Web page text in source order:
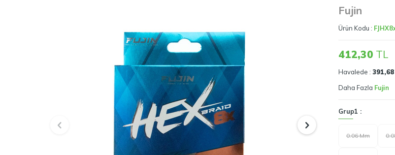
Fujin
Ürün Kodu :
412,30 TL
Havalede : 391,68
Daha Fazla Fujin
Grup1 :
0.06 Mm